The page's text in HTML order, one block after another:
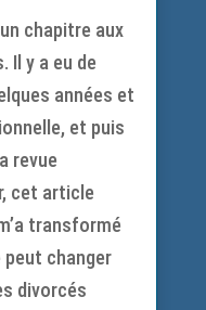
chapitre aux
Il y a eu de
années et
et puis
revue
cet article
transformé
peut changer
divorcés